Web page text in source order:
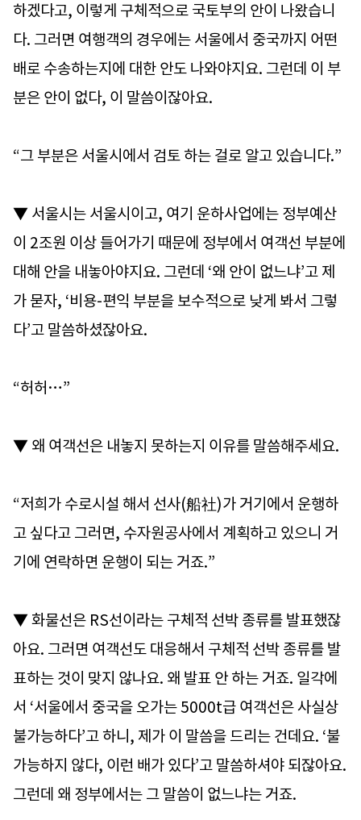
하겠다고, 이렇게 구체적으로 국토부의 안이 나왔습니
다. 그러면 여행객의 경우에는 서울에서 중국까지 어떤
배로 수송하는지에 대한 안도 나와야지요. 그런데 이 부
분은 안이 없다, 이 말씀이잖아요.
“그 부분은 서울시에서 검토 하는 걸로 알고 있습니다.”
▼ 서울시는 서울시이고, 여기 운하사업에는 정부예산
이 2조원 이상 들어가기 때문에 정부에서 여객선 부분에
대해 안을 내놓아야지요. 그런데 ‘왜 안이 없느냐’고 제
가 묻자, ‘비용-편익 부분을 보수적으로 낮게 봐서 그렇
다’고 말씀하셨잖아요.
“허허…”
▼ 왜 여객선은 내놓지 못하는지 이유를 말씀해주세요.
“저희가 수로시설 해서 선사(船社)가 거기에서 운행하
고 싶다고 그러면, 수자원공사에서 계획하고 있으니 거
기에 연락하면 운행이 되는 거죠.”
▼ 화물선은 RS선이라는 구체적 선박 종류를 발표했잖
아요. 그러면 여객선도 대응해서 구체적 선박 종류를 발
표하는 것이 맞지 않나요. 왜 발표 안 하는 거죠. 일각에
서 ‘서울에서 중국을 오가는 5000t급 여객선은 사실상
불가능하다’고 하니, 제가 이 말씀을 드리는 건데요. ‘불
가능하지 않다, 이런 배가 있다’고 말씀하셔야 되잖아요.
그런데 왜 정부에서는 그 말씀이 없느냐는 거죠.